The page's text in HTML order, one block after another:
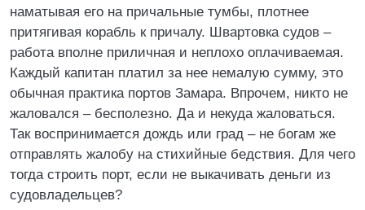
наматывая его на причальные тумбы, плотнее
притягивая корабль к причалу. Швартовка судов –
работа вполне приличная и неплохо оплачиваемая.
Каждый капитан платил за нее немалую сумму, это
обычная практика портов Замара. Впрочем, никто не
жаловался – бесполезно. Да и некуда жаловаться.
Так воспринимается дождь или град – не богам же
отправлять жалобу на стихийные бедствия. Для чего
тогда строить порт, если не выкачивать деньги из
судовладельцев?